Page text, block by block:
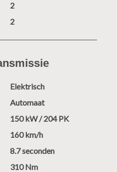
2
2
Elektrisch
Automaat
150 kW / 204 PK
160 km/h
8.7 seconden
310 Nm